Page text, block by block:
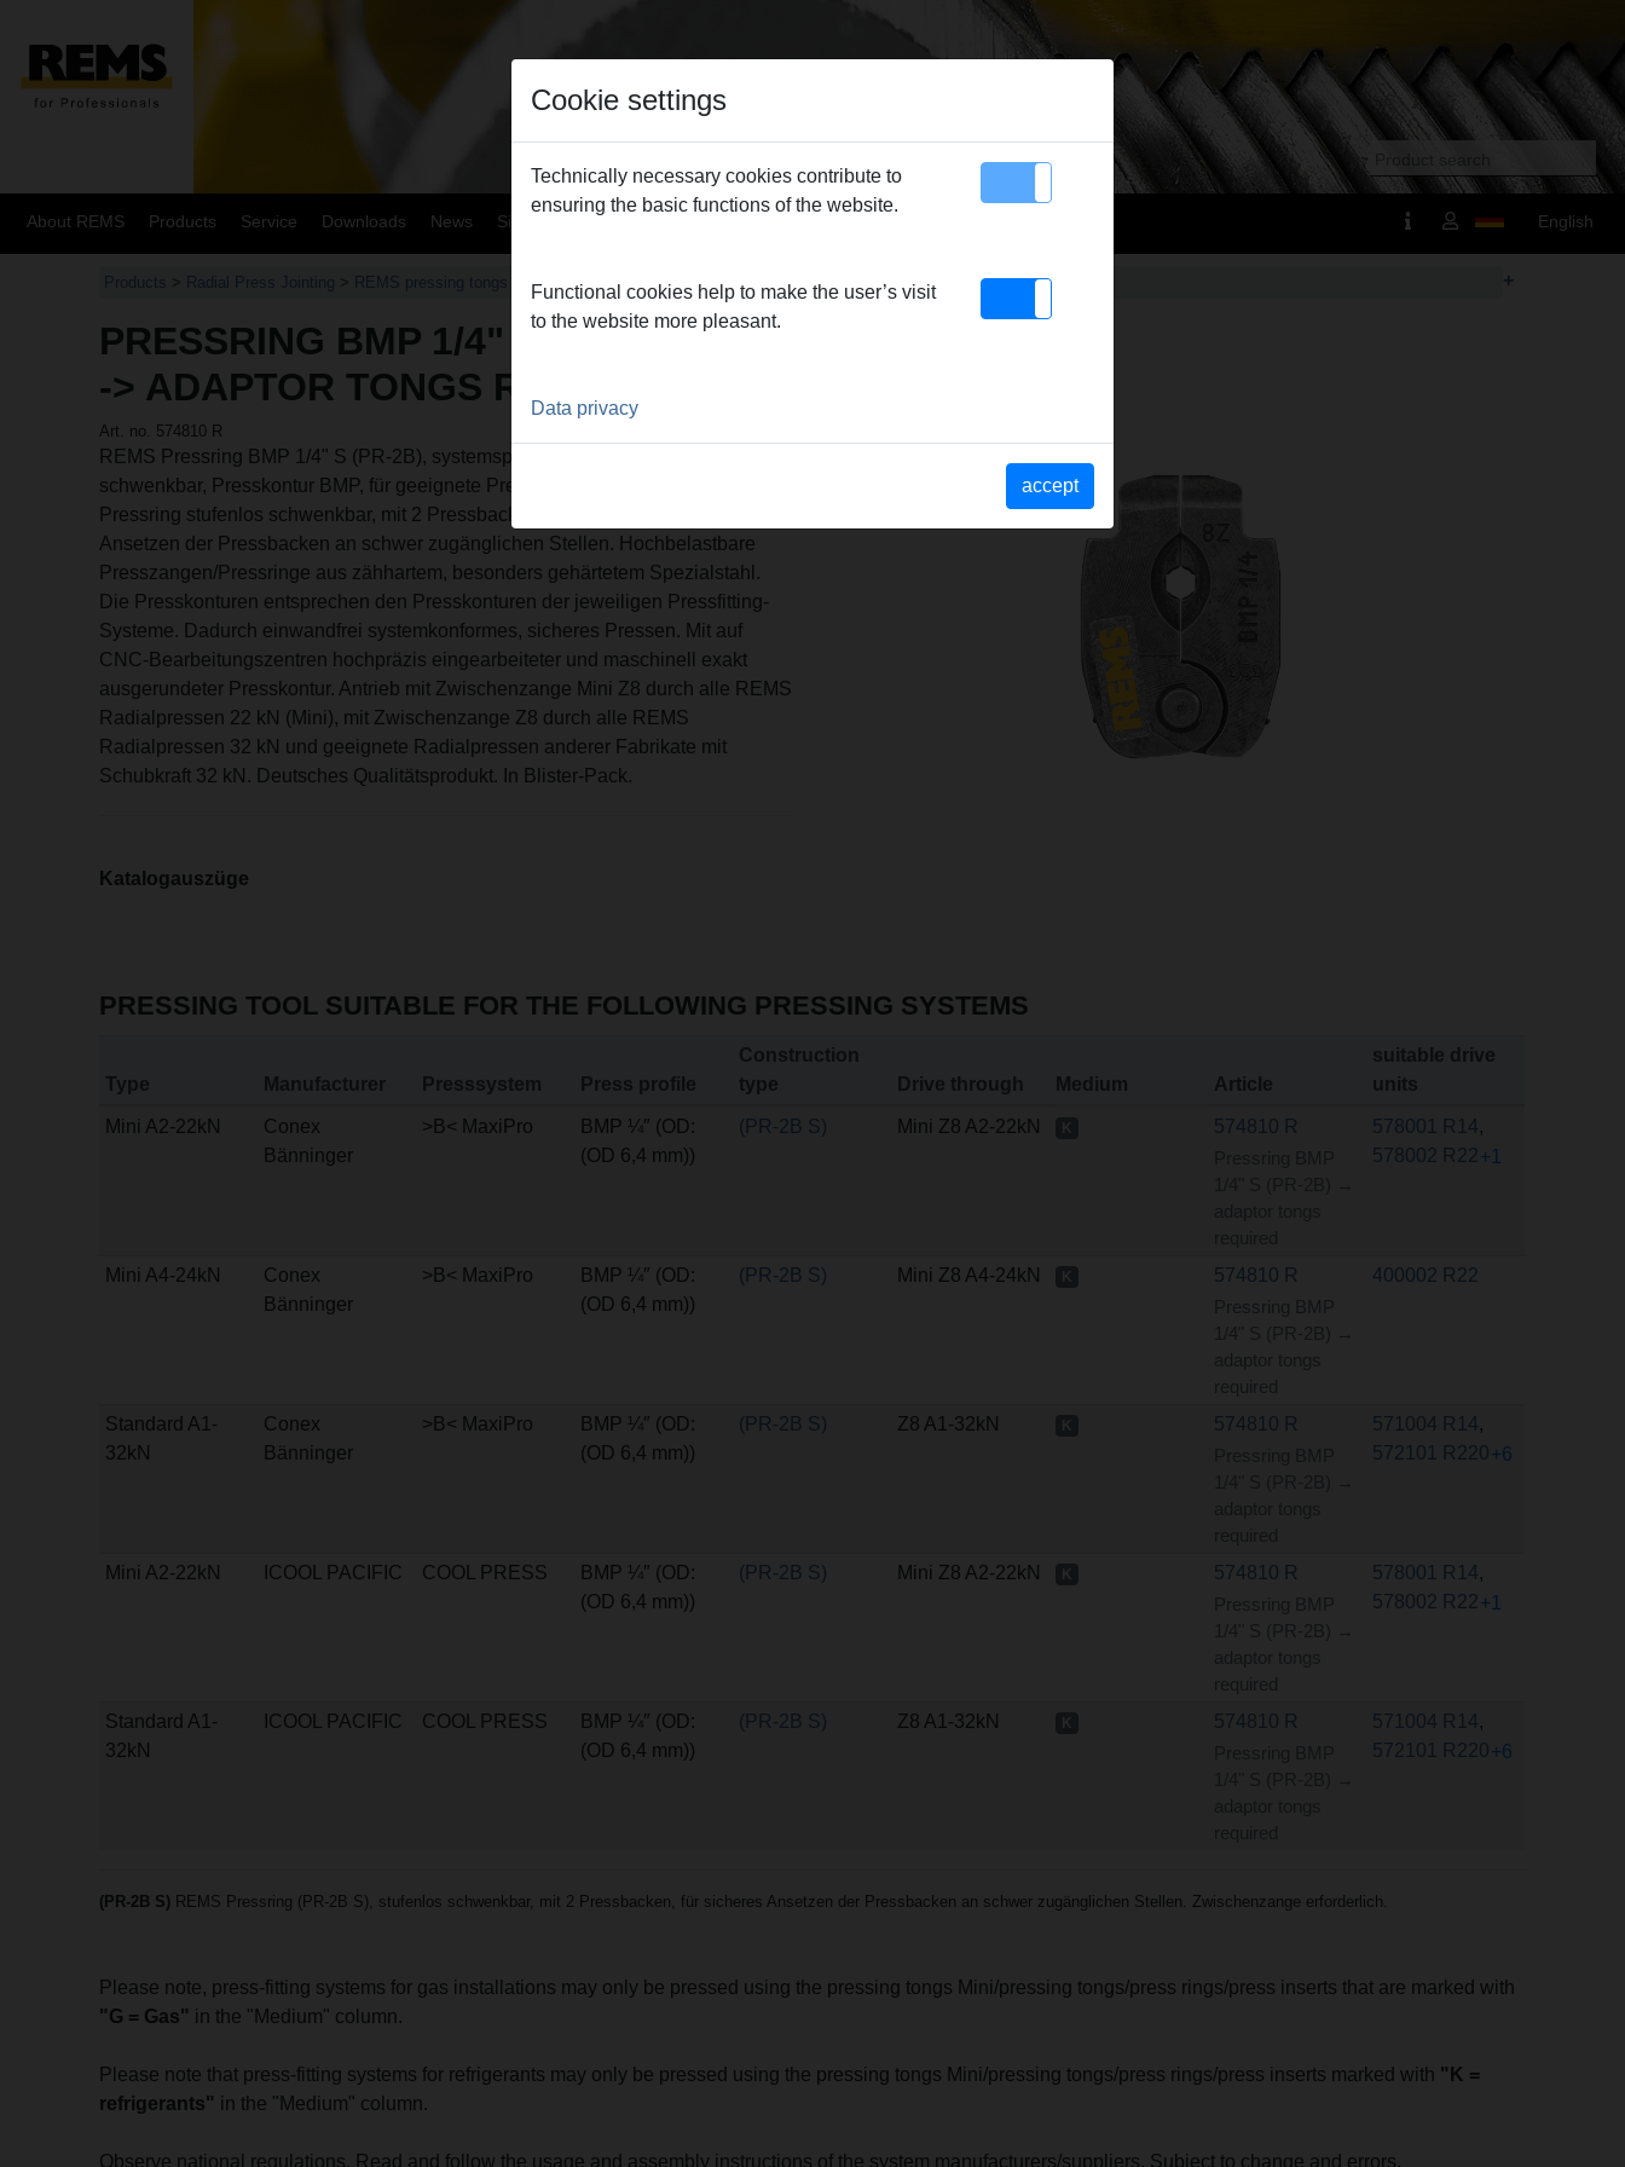
About REMS Products Service Downloads News Sitemap Contact English
Products > Radial Press Jointing > REMS pressing tongs Mini / REMS pressing rings > Pressring BMP 1/4" S (PR-2B) +
PRESSRING BMP 1/4" S (PR-2B)
-> ADAPTOR TONGS REQUIRED
Art. no. 574810 R
REMS Pressring BMP 1/4" S (PR-2B), systemspezifischer Pressring, stufenlos
schwenkbar, Presskontur BMP, für geeignete Pressfitting-Systeme D 1/4".
Pressring stufenlos schwenkbar, mit 2 Pressbacken (PR-2B), für sicheres
Ansetzen der Pressbacken an schwer zugänglichen Stellen. Hochbelastbare
Presszangen/Pressringe aus zähhartem, besonders gehärtetem Spezialstahl.
Die Presskonturen entsprechen den Presskonturen der jeweiligen Pressfitting-
Systeme. Dadurch einwandfrei systemkonformes, sicheres Pressen. Mit auf
CNC-Bearbeitungszentren hochpräzis eingearbeiteter und maschinell exakt
ausgerundeter Presskontur. Antrieb mit Zwischenzange Mini Z8 durch alle REMS
Radialpressen 22 kN (Mini), mit Zwischenzange Z8 durch alle REMS
Radialpressen 32 kN und geeignete Radialpressen anderer Fabrikate mit
Schubkraft 32 kN. Deutsches Qualitätsprodukt. In Blister-Pack.
Katalogauszüge
PRESSING TOOL SUITABLE FOR THE FOLLOWING PRESSING SYSTEMS
Type Manufacturer Presssystem Press profile
Construction
type
Drive through Medium Article
suitable drive
units
Mini A2-22kN
Conex
Bänninger
>B< MaxiPro
BMP ¼″ (OD:
(OD 6,4 mm))
(PR-2B S) Mini Z8 A2-22kN 574810 R 578001 R14,
578002 R22+1
Mini A4-24kN
Conex
Bänninger
>B< MaxiPro
BMP ¼″ (OD:
(OD 6,4 mm))
(PR-2B S) Mini Z8 A4-24kN 574810 R 400002 R22
Standard A1-
32kN
Conex
Bänninger
>B< MaxiPro
BMP ¼″ (OD:
(OD 6,4 mm))
(PR-2B S) Z8 A1-32kN 574810 R 571004 R14,
572101 R220+6
Mini A2-22kN ICOOL PACIFIC COOL PRESS
BMP ¼″ (OD:
(OD 6,4 mm))
(PR-2B S) Mini Z8 A2-22kN 574810 R 578001 R14,
578002 R22+1
Standard A1-
32kN
ICOOL PACIFIC COOL PRESS
BMP ¼″ (OD:
(OD 6,4 mm))
(PR-2B S) Z8 A1-32kN 574810 R 571004 R14,
572101 R220+6
(PR-2B S) REMS Pressring (PR-2B S), stufenlos schwenkbar, mit 2 Pressbacken, für sicheres Ansetzen der Pressbacken an schwer zugänglichen Stellen. Zwischenzange erforderlich.
Please note, press-fitting systems for gas installations may only be pressed using the pressing tongs Mini/pressing tongs/press rings/press inserts that are marked with
"G = Gas" in the "Medium" column.
Please note that press-fitting systems for refrigerants may only be pressed using the pressing tongs Mini/pressing tongs/press rings/press inserts marked with "K =
refrigerants" in the "Medium" column.
Observe national regulations. Read and follow the usage and assembly instructions of the system manufacturers/suppliers. Subject to change and errors.
Cookie settings
Technically necessary cookies contribute to
ensuring the basic functions of the website.
Functional cookies help to make the user’s visit
to the website more pleasant.
Data privacy
accept